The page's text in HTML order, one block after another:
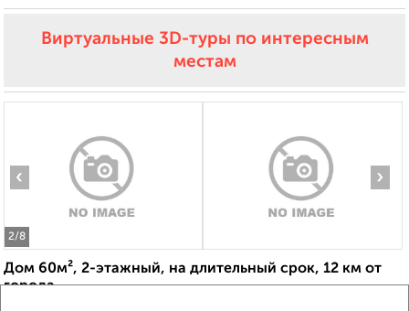
Виртуальные 3D-туры по интересным
местам
2/8
‹ ›
Дом 60м², 2-этажный, на длительный срок, 12 км от
города